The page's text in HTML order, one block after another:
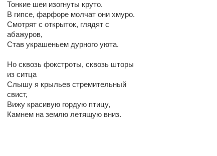
Тонкие шеи изогнуты круто.
В гипсе, фарфоре молчат они хмуро.
Смотрят с открыток, глядят с
абажуров,
Став украшеньем дурного уюта.
Но сквозь фокстроты, сквозь шторы
из ситца
Слышу я крыльев стремительный
свист,
Вижу красивую гордую птицу,
Камнем на землю летящую вниз.